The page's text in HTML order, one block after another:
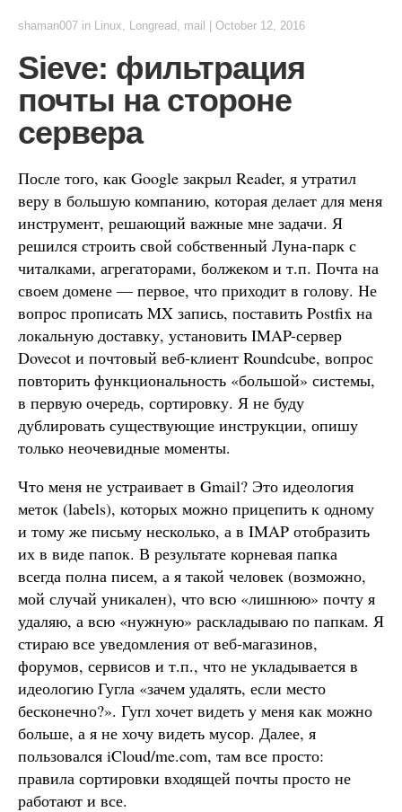
shaman007 in Linux, Longread , mail October 12, 2016
Sieve: фильтрация
почты на стороне
сервера
После того, как Google закрыл Reader, я утратил
веру в большую компанию, которая делает для меня
инструмент, решающий важные мне задачи. Я
решился строить свой собственный Луна-парк с
читалками, агрегаторами, болжеком и т.п. Почта на
своем домене — первое, что приходит в голову. Не
вопрос прописать MX запись, поставить Postfix на
локальную доставку, установить IMAP-сервер
Dovecot и почтовый веб-клиент Roundcube, вопрос
повторить функциональность «большой» системы,
в первую очередь, сортировку. Я не буду
дублировать существующие инструкции, опишу
только неочевидные моменты.
Что меня не устраивает в Gmail? Это идеология
меток (labels), которых можно прицепить к одному
и тому же письму несколько, а в IMAP отобразить
их в виде папок. В результате корневая папка
всегда полна писем, а я такой человек (возможно,
мой случай уникален), что всю «лишнюю» почту я
удаляю, а всю «нужную» раскладываю по папкам. Я
стираю все уведомления от веб-магазинов,
форумов, сервисов и т.п., что не укладывается в
идеологию Гугла «зачем удалять, если место
бесконечно?». Гугл хочет видеть у меня как можно
больше, а я не хочу видеть мусор. Далее, я
пользовался iCloud/me.com, там все просто:
правила сортировки входящей почты просто не
работают и все.